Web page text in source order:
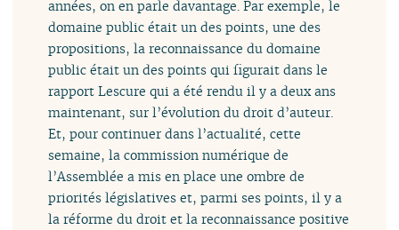
années, on en parle davantage. Par exemple, le
domaine public était un des points, une des
propositions, la reconnaissance du domaine
public était un des points qui figurait dans le
rapport Lescure qui a été rendu il y a deux ans
maintenant, sur l’évolution du droit d’auteur.
Et, pour continuer dans l’actualité, cette
semaine, la commission numérique de
l’Assemblée a mis en place une ombre de
priorités législatives et, parmi ses points, il y a
la réforme du droit et la reconnaissance positive